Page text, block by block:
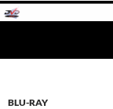
Zum
BLU-RAY